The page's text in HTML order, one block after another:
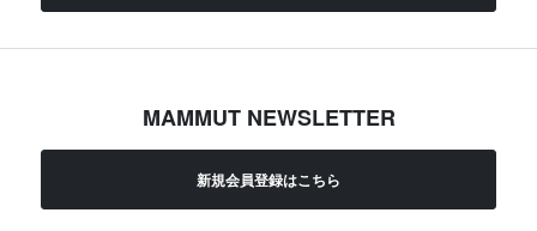
MAMMUT NEWSLETTER
新規会員登録はこちら